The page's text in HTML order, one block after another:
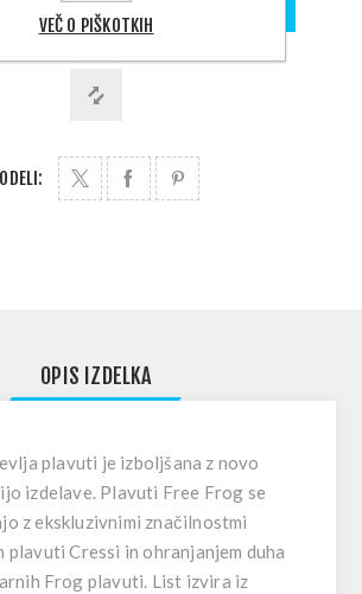
OPIS IZDELKA
plavuti je izboljšana z novo
izdelave. Plavuti Free Frog se
z ekskluzivnimi značilnostmi
plavuti Cressi in ohranjanjem duha
Frog plavuti. List izvira iz
VEČ O PIŠKOTKIH